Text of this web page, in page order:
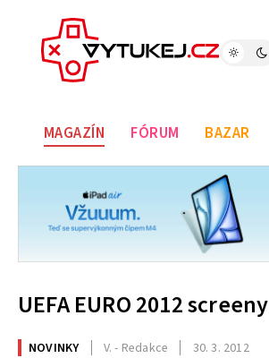
MAGAZÍN FÓRUM BAZAR
UEFA EURO 2012 screeny
NOVINKY V. - Redakce 30. 3. 2012